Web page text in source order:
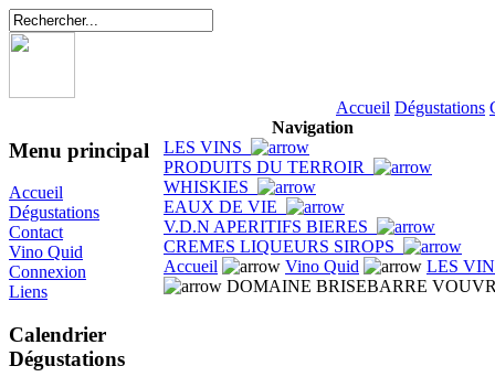
Accueil Dégustations
Menu principal
Accueil
Dégustations
Contact
Vino Quid
Connexion
Liens
Calendrier
Dégustations
Navigation
LES VINS
PRODUITS DU TERROIR
WHISKIES
EAUX DE VIE
V.D.N APERITIFS BIERES
CREMES LIQUEURS SIROPS
Accueil
Vino Quid
LES
DOMAINE BRISEBARRE